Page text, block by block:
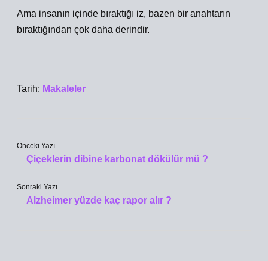
Ama insanın içinde bıraktığı iz, bazen bir anahtarın
bıraktığından çok daha derindir.
Tarih: Makaleler
Önceki Yazı
Çiçeklerin dibine karbonat dökülür mü ?
Sonraki Yazı
Alzheimer yüzde kaç rapor alır ?